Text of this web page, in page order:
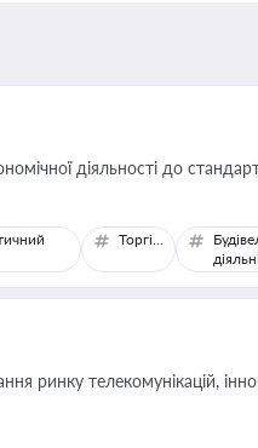
діяльності до
Торгівля
ринку телекомунікацій,